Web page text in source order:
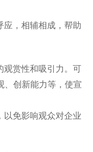
应，相辅相成，帮助
观赏性和吸引力。可
、创新能力等，使宣
以免影响观众对企业